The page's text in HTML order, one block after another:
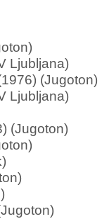
Ljubljana)
(Jugoton)
Ljubljana)
(Jugoton)